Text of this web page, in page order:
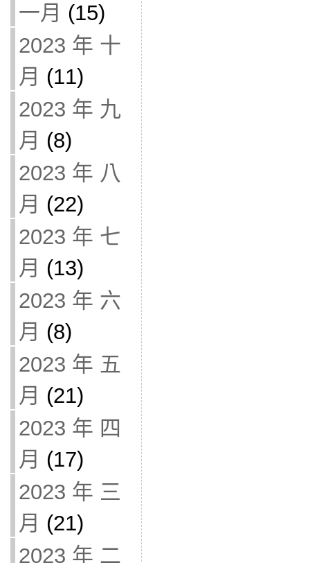
一月 (15)
2023 年 十
月 (11)
2023 年 九
月 (8)
2023 年 八
月 (22)
2023 年 七
月 (13)
2023 年 六
月 (8)
2023 年 五
月 (21)
2023 年 四
月 (17)
2023 年 三
月 (21)
2023 年 二